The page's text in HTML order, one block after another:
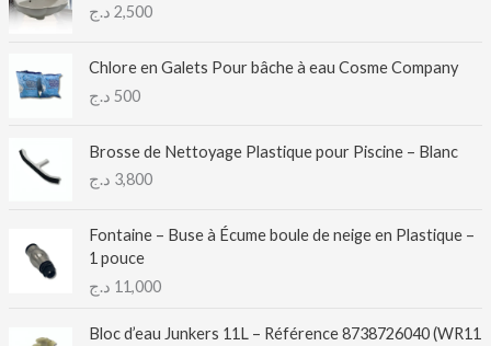
2,500 د.ج
Chlore en Galets Pour bâche à eau Cosme Company
500 د.ج
Brosse de Nettoyage Plastique pour Piscine – Blanc
3,800 د.ج
Fontaine – Buse à Écume boule de neige en Plastique –
1 pouce
11,000 د.ج
Bloc d’eau Junkers 11L – Référence 8738726040 (WR11